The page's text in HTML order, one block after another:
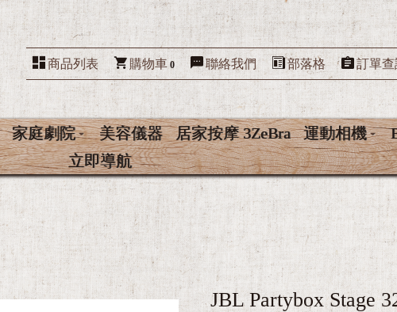
商品列表 購物車 0 聯絡我們 部落格 訂單查
家庭劇院 美容儀器 居家按摩 3ZeBra 運動相機
立即導航
JBL Partybox Stage